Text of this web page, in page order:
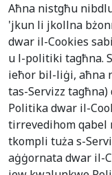
Aħna nistgħu
'jkun li jkollna
dwar il-Cookies
u l-politiki tagħna.
ieħor bil-liġi, aħna
tas-Servizz
Politika dwar il-
tirrevedihom qabel
tkompli tuża s-
aġġornata dwar il-